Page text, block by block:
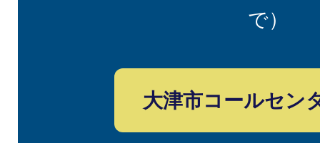
で）
大津市コールセン